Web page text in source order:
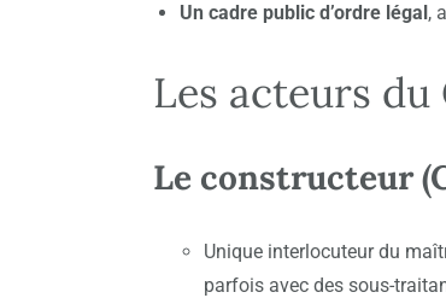
Un cadre public d’ordre légal,
Les acteurs du
Le constructeur
Unique interlocuteur du
parfois avec des sous-